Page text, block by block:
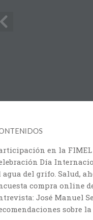
en la
Día
agua del grifo. Salud,
compra online
José Manuel
sobre